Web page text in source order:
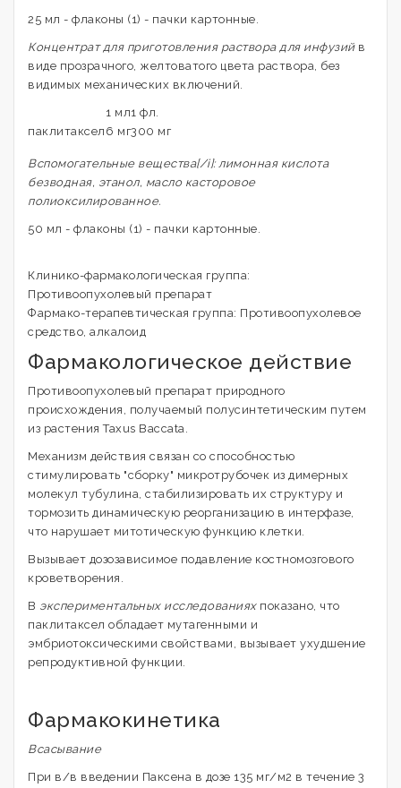
25 мл - флаконы (1) - пачки картонные.
Концентрат для приготовления раствора для инфузийв
виде прозрачного, желтоватого цвета раствора, без
видимых механических включений.
1 мл1 фл.
паклитаксел 6 мг300 мг
Вспомогательные вещества[/i]: лимонная кислота
безводная, этанол, масло касторовое
полиоксилированное.
50 мл - флаконы (1) - пачки картонные.
Клинико-фармакологическая группа:
Противоопухолевый препарат
Фармако-терапевтическая группа: Противоопухолевое
средство, алкалоид
Фармакологическое действие
Противоопухолевый препарат природного
происхождения, получаемый полусинтетическим путем
из растения Taxus Baccata.
Механизм действия связан со способностью
стимулировать "сборку" микротрубочек из димерных
молекул тубулина, стабилизировать их структуру и
тормозить динамическую реорганизацию в интерфазе,
что нарушает митотическую функцию клетки.
Вызывает дозозависимое подавление костномозгового
кроветворения.
В экспериментальных исследованияхпоказано, что
паклитаксел обладает мутагенными и
эмбриотоксическими свойствами, вызывает ухудшение
репродуктивной функции.
Фармакокинетика
Всасывание
При в/в введении Паксена в дозе 135 мг/м2 в течение 3